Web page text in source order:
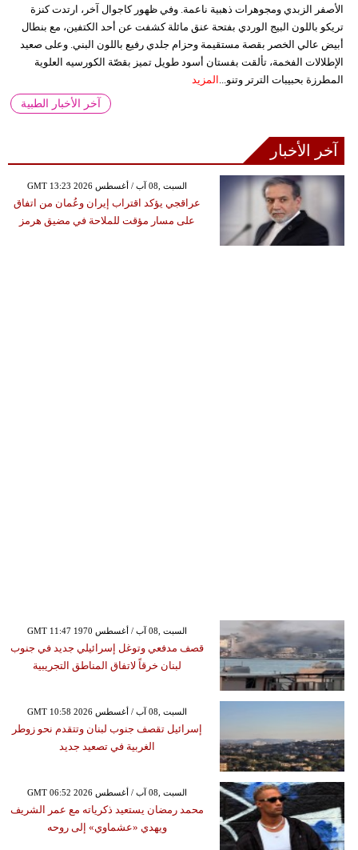
الأصفر الزبدي ومجوهرات ذهبية ناعمة. وفي ظهور كاجوال آخر، ارتدت كنزة
تريكو باللون البيج الوردي بفتحة عنق مائلة كشفت عن أحد الكتفين، مع بنطال
أبيض عالي الخصر بقصة مستقيمة وحزام جلدي رفيع باللون البني. وعلى صعيد
الإطلالات الفخمة، تألقت بفستان أسود طويل تميز بقصّة الكورسيه العلوية
المطرزة بحبيبات الترتر وتنو... المزيد
آخر الأخبار الطبية
آخر الأخبار
GMT 13:23 2026 السبت ,08 آب / أغسطس
عراقجي يؤكد اقتراب إيران وعُمان من اتفاق
على مسار مؤقت للملاحة في مضيق هرمز
GMT 11:47 1970 السبت ,08 آب / أغسطس
قصف مدفعي وتوغل إسرائيلي جديد في جنوب
لبنان خرقاً لاتفاق المناطق التجريبية
GMT 10:58 2026 السبت ,08 آب / أغسطس
إسرائيل تقصف جنوب لبنان وتتقدم نحو زوطر
الغربية في تصعيد جديد
GMT 06:52 2026 السبت ,08 آب / أغسطس
محمد رمضان يستعيد ذكرياته مع عمر الشريف
ويهدي «عشماوي» إلى روحه